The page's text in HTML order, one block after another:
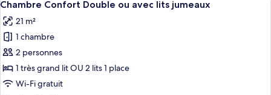
avec
lits
jumeaux
de
Chambre
Deluxe
Double
ou
avec
lits
jumeaux
toutes
les
photos
pour
ce
type
Chambre Confort Double ou avec lits jumeaux
21 m²
1 chambre
2 personnes
1 très grand lit OU 2 lits 1 place
Wi-Fi gratuit